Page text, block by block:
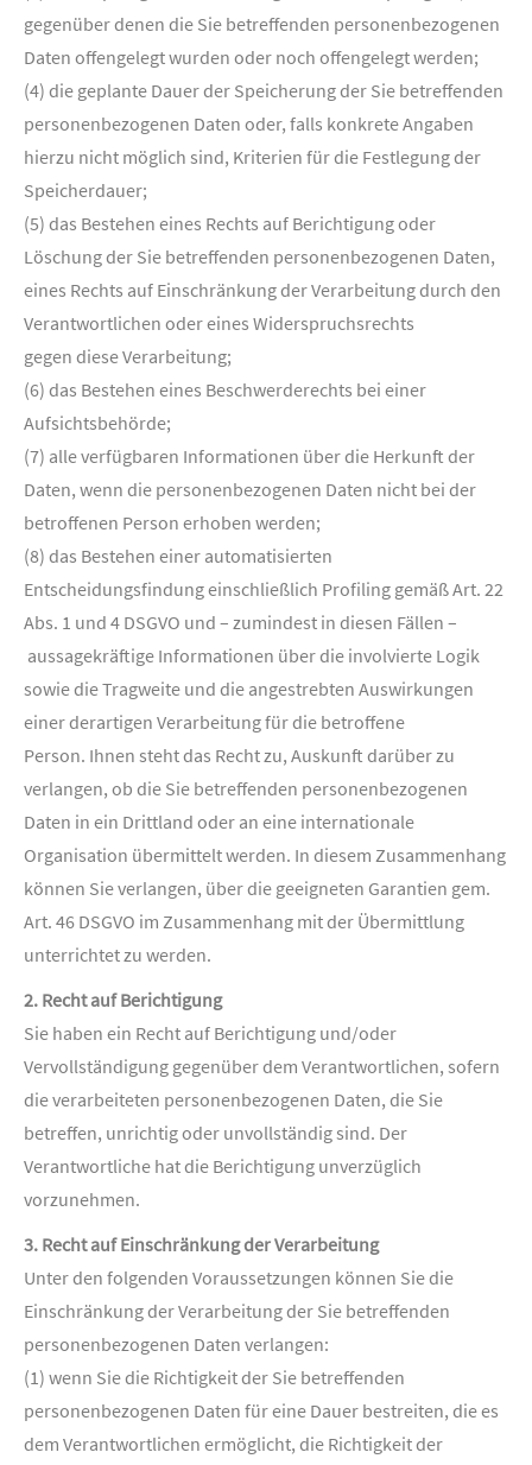
gegenüber denen die Sie betreffenden personenbezogenen
Daten offengelegt wurden oder noch offengelegt werden;
(4) die geplante Dauer der Speicherung der Sie betreffenden
personenbezogenen Daten oder, falls konkrete Angaben
hierzu nicht möglich sind, Kriterien für die Festlegung der
Speicherdauer;
(5) das Bestehen eines Rechts auf Berichtigung oder
Löschung der Sie betreffenden personenbezogenen Daten,
eines Rechts auf Einschränkung der Verarbeitung durch den
Verantwortlichen oder eines Widerspruchsrechts
gegen diese Verarbeitung;
(6) das Bestehen eines Beschwerderechts bei einer
Aufsichtsbehörde;
(7) alle verfügbaren Informationen über die Herkunft der
Daten, wenn die personenbezogenen Daten nicht bei der
betroffenen Person erhoben werden;
(8) das Bestehen einer automatisierten
Entscheidungsfindung einschließlich Profiling gemäß Art. 22
Abs. 1 und 4 DSGVO und – zumindest in diesen Fällen –
aussagekräftige Informationen über die involvierte Logik
sowie die Tragweite und die angestrebten Auswirkungen
einer derartigen Verarbeitung für die betroffene
Person. Ihnen steht das Recht zu, Auskunft darüber zu
verlangen, ob die Sie betreffenden personenbezogenen
Daten in ein Drittland oder an eine internationale
Organisation übermittelt werden. In diesem Zusammenhang
können Sie verlangen, über die geeigneten Garantien gem.
Art. 46 DSGVO im Zusammenhang mit der Übermittlung
unterrichtet zu werden.
2. Recht auf Berichtigung
Sie haben ein Recht auf Berichtigung und/oder
Vervollständigung gegenüber dem Verantwortlichen, sofern
die verarbeiteten personenbezogenen Daten, die Sie
betreffen, unrichtig oder unvollständig sind. Der
Verantwortliche hat die Berichtigung unverzüglich
vorzunehmen.
3. Recht auf Einschränkung der Verarbeitung
Unter den folgenden Voraussetzungen können Sie die
Einschränkung der Verarbeitung der Sie betreffenden
personenbezogenen Daten verlangen:
(1) wenn Sie die Richtigkeit der Sie betreffenden
personenbezogenen Daten für eine Dauer bestreiten, die es
dem Verantwortlichen ermöglicht, die Richtigkeit der